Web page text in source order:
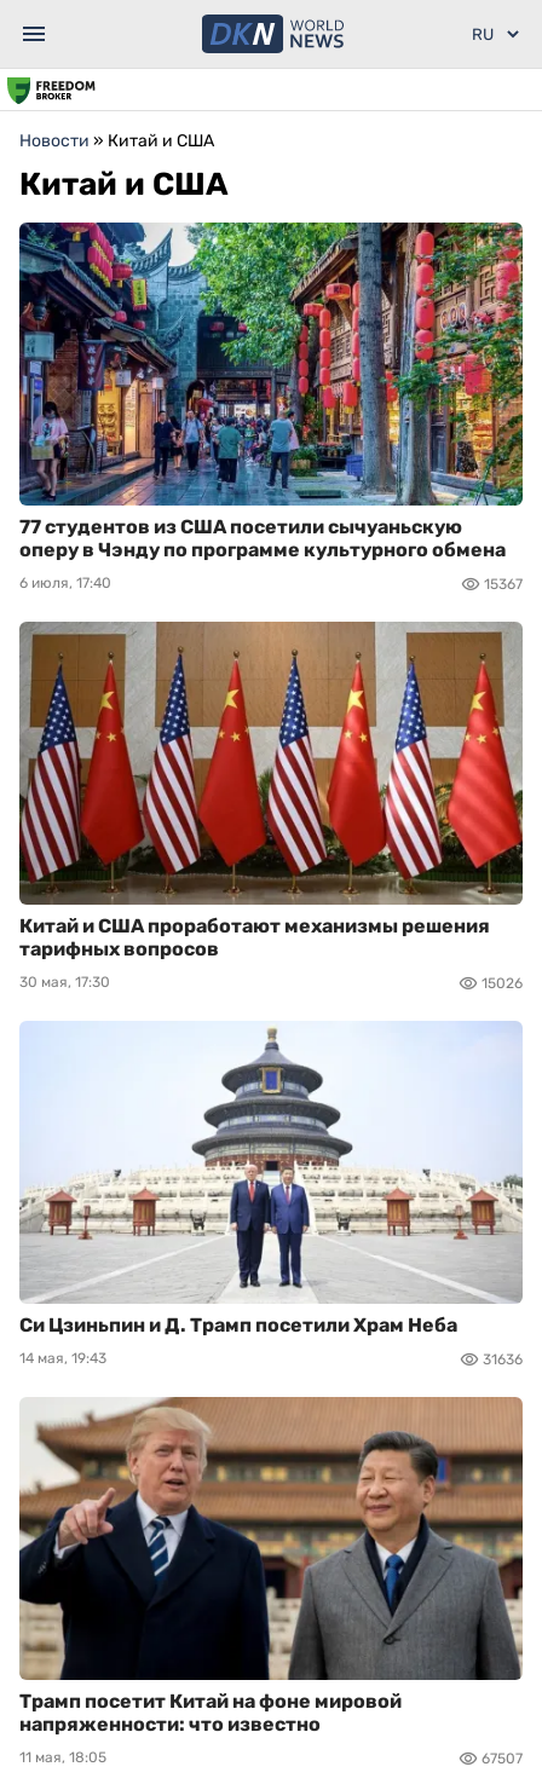
Новости » Китай и США
Китай и США
77 студентов из США посетили сычуаньскую
оперу в Чэнду по программе культурного обмена
6 июля, 17:40 15367
Китай и США проработают механизмы решения
тарифных вопросов
30 мая, 17:30 15026
Си Цзиньпин и Д. Трамп посетили Храм Неба
14 мая, 19:43 31636
Трамп посетит Китай на фоне мировой
напряженности: что известно
11 мая, 18:05 67507